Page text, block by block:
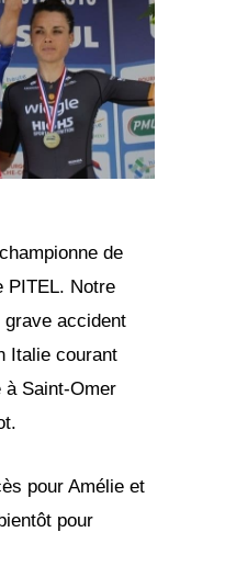
de
PITEL. Notre
accident
Italie courant
à Saint-Omer
pour Amélie et
pour